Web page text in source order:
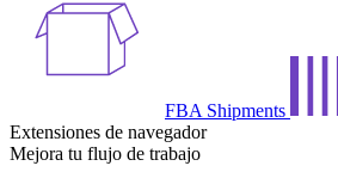
FBA Shipments
Extensiones de navegador
Mejora tu flujo de trabajo